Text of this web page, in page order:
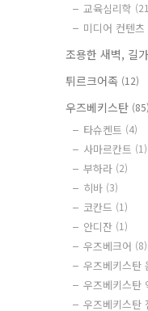
교육심리학
미디어 컨텐
조용한 새벽, 길
튀르크어족 (12)
우즈베키스탄 (85)
타슈켄트 (4)
사마르칸트 (1)
부하라 (2)
히바 (3)
코칸드 (1)
안디잔 (1)
우즈베크어 (8)
우즈베키스탄
우즈베키스탄
우즈베키스탄